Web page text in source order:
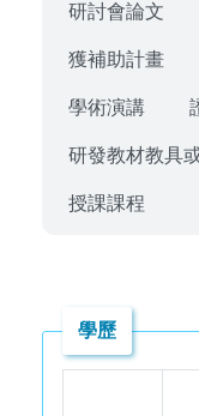
研討會論文
獲補助計畫
學術演講
研發教材教具
授課課程
學歷